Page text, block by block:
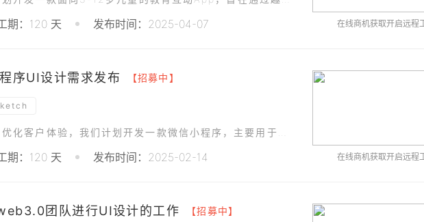
期：120 天 发布时间：2025-04-07 在线商机获取开启远程
序UI设计需求发布 【招募中】
期：120 天 发布时间：2025-02-14 在线商机获取开启远程
团队进行UI设计的工作 【招募中】